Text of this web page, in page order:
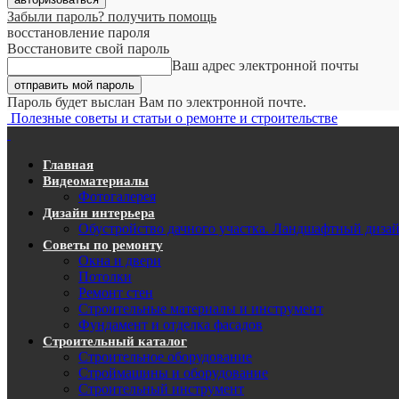
Забыли пароль? получить помощь
восстановление пароля
Восстановите свой пароль
Ваш адрес электронной почты
Пароль будет выслан Вам по электронной почте.
Полезные советы и статьи о ремонте и строительстве
Главная
Видеоматериалы
Фотогалерея
Дизайн интерьера
Обустройство дачного участка. Ландшафтный
Советы по ремонту
Окна и двери
Потолки
Ремонт стен
Строительные материалы и инструмент
Фундамент и отделка фасадов
Строительный каталог
Строительное оборудование
Строймашины и оборудование
Строительный инструмент